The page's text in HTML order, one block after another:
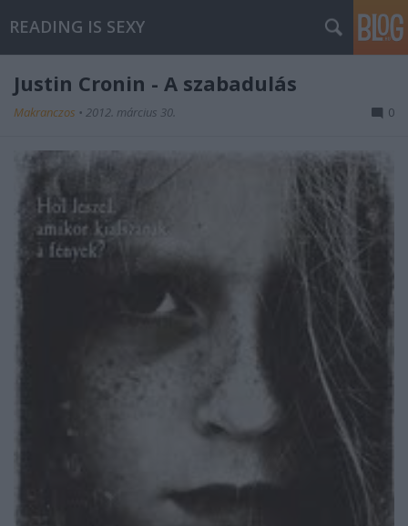
READING IS SEXY
Justin Cronin - A szabadulás
Makranczos • 2012. március 30. 0